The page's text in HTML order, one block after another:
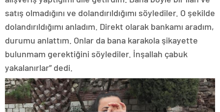
satış olmadığını ve dolandırıldığımı söylediler. O şekilde
dolandırıldığımı anladım. Direkt olarak bankamı aradım,
durumu anlattım. Onlar da bana karakola şikayette
bulunmam gerektiğini söylediler. İnşallah çabuk
yakalanırlar” dedi.